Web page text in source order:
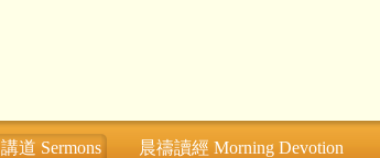
道 Sermons 晨禱讀經 Morning Devotion